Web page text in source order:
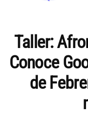
Taller:
Conoce
de